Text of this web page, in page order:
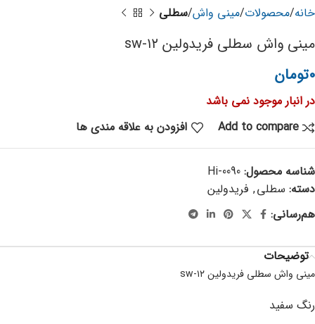
خانه محصولات مینی واش سطلی
مینی واش سطلی فریدولین sw-۱۲
۰تومان
در انبار موجود نمی باشد
Add to compare
افزودن به علاقه مندی ها
شناسه محصول: Hi-0090
دسته: سطلی, فریدولین
هم‌رسانی:
توضیحات
مینی واش سطلی فریدولین sw-۱۲
رنگ سفید